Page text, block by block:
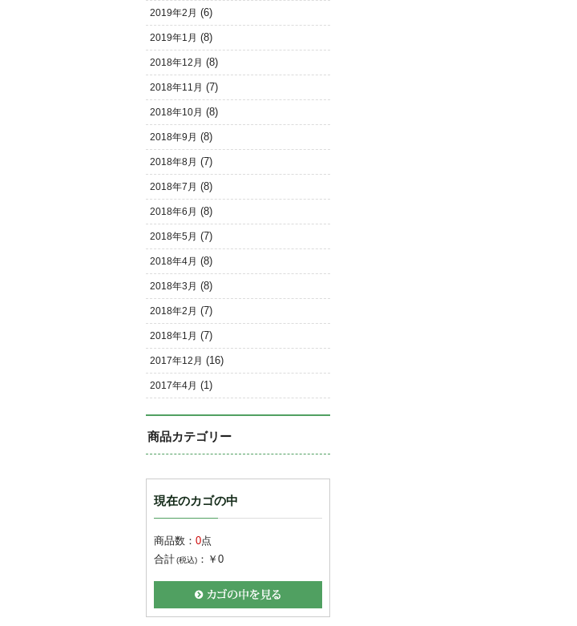
2019年2月 (6)
2019年1月 (8)
2018年12月 (8)
2018年11月 (7)
2018年10月 (8)
2018年9月 (8)
2018年8月 (7)
2018年7月 (8)
2018年6月 (8)
2018年5月 (7)
2018年4月 (8)
2018年3月 (8)
2018年2月 (7)
2018年1月 (7)
2017年12月 (16)
2017年4月 (1)
商品カテゴリー
現在のカゴの中
商品数： 0点
合計(税込) ： ￥0